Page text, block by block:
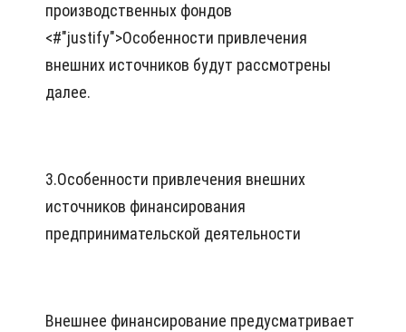
производственных фондов
<#"justify">Особенности привлечения
внешних источников будут рассмотрены
далее.
3.Особенности привлечения внешних
источников финансирования
предпринимательской деятельности
Внешнее финансирование предусматривает